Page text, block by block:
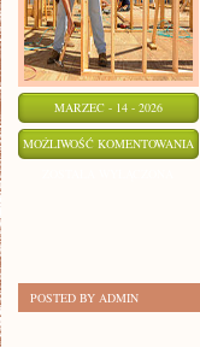
MARZEC - 14 - 2026
MOŻLIWOŚĆ KOMENTOWANIA
POSTED BY ADMIN